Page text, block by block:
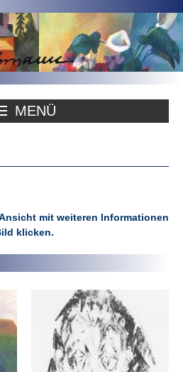
MENÜ
mit weiteren Informationen
klicken.